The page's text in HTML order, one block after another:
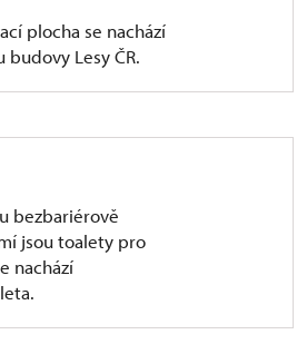
plocha se nachází
budovy Lesy ČR.
bezbariérově
jsou toalety pro
nachází